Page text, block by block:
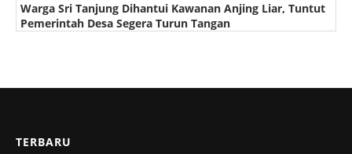
Warga Sri Tanjung Dihantui Kawanan Anjing Liar, Tuntut
Pemerintah Desa Segera Turun Tangan
TERBARU